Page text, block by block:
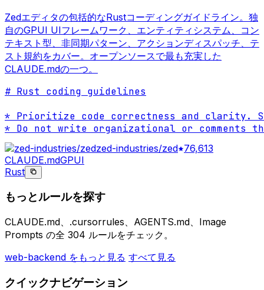
Zedエディタの包括的なRustコーディングガイドライン。独
自のGPUI UIフレームワーク、エンティティシステム、コン
テキスト型、非同期パターン、アクションディスパッチ、テ
スト規約をカバー。オープンソースで最も充実した
CLAUDE.mdの一つ。
# Rust coding guidelines
* Prioritize code correctness and clarity.
* Do not write organizational or comments
zed-industries/zed 76,613
CLAUDE.mdGPUI
Rust
もっとルールを探す
CLAUDE.md、.cursorrules、AGENTS.md、Image
Prompts の全 304 ルールをチェック。
web-backend をもっと見る すべて見る
クイックナビゲーション